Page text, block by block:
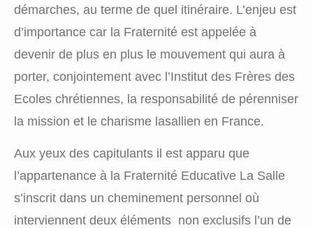
démarches, au terme de quel itinéraire. L’enjeu est
d’importance car la Fraternité est appelée à
devenir de plus en plus le mouvement qui aura à
porter, conjointement avec l’Institut des Frères des
Ecoles chrétiennes, la responsabilité de pérenniser
la mission et le charisme lasallien en France.
Aux yeux des capitulants il est apparu que
l’appartenance à la Fraternité Educative La Salle
s’inscrit dans un cheminement personnel où
interviennent deux éléments non exclusifs l’un de